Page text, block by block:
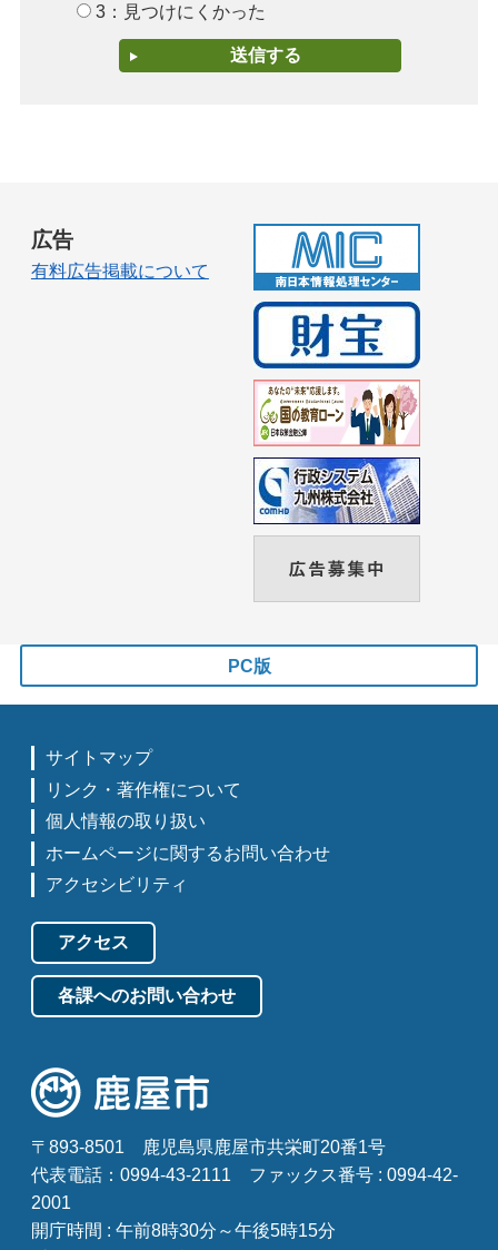
3：見つけにくかった
広告
有料広告掲載について
PC版
サイトマップ
リンク・著作権について
個人情報の取り扱い
ホームページに関するお問い合わせ
アクセシビリティ
アクセス
各課へのお問い合わせ
〒893-8501
鹿児島県鹿屋市共栄町20番1号
代表電話：0994-43-2111
ファックス番号 : 0994-42-
2001
開庁時間 : 午前8時30分～午後5時15分